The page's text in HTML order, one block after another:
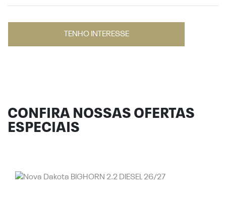
TENHO INTERESSE
CONFIRA NOSSAS OFERTAS
ESPECIAIS